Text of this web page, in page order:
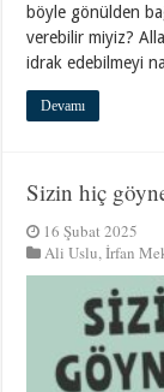
böyle gönülden
verebilir miyiz?
idrak edebilmeyi
Devamı
Sizin hiç
16 Şubat 2025
Ali Uslu,İrfan